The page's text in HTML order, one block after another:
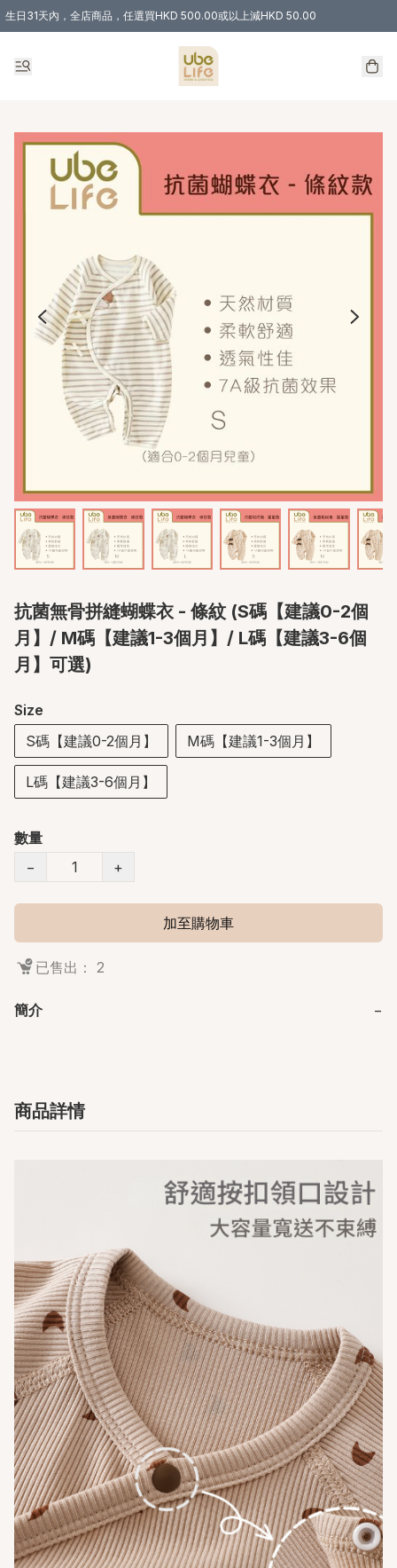
生日31天內，全店商品，任選買HKD 500.00或以上減HKD 50.00
購物滿 HKD 300.00即享免運費優惠！（適用於 特定的送貨方式 )
抗菌無骨拼縫蝴蝶衣 - 條紋 (S碼【建議0-2個
月】/ M碼【建議1-3個月】/ L碼【建議3-6個
月】可選)
Size
S碼【建議0-2個月】
M碼【建議1-3個月】
L碼【建議3-6個月】
數量
−
+
加至購物車
已售出： 2
簡介 −
商品詳情